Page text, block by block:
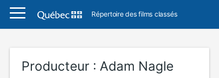
Répertoire des films classés
Producteur : Adam Nagle